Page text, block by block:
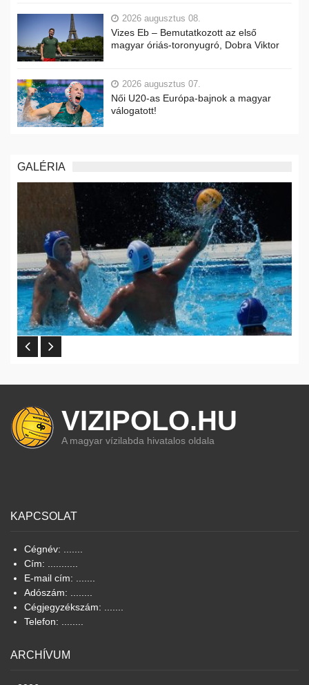
2026 augusztus 08.
Vizes Eb – Bemutatkozott az első
magyar óriás-toronyugró, Dobra Viktor
2026 augusztus 07.
Női U20-as Európa-bajnok a magyar
válogatott!
GALÉRIA
VIZIPOLO.HU
A magyar vízilabda hivatalos oldala
KAPCSOLAT
Cégnév: .......
Cím: ...........
E-mail cím: .......
Adószám: ........
Cégjegyzékszám: .......
Telefon: ........
ARCHÍVUM